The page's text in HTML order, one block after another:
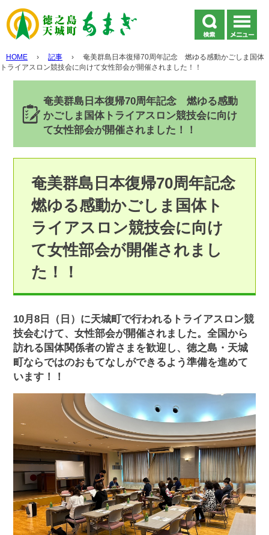
HOME › 記事 ›
奄美群島日本復帰70周年記念 燃ゆる感動かごしま国体
トライアスロン競技会に向けて女性部会が開催されました！！
奄美群島日本復帰70周年記念 燃ゆる感動
かごしま国体トライアスロン競技会に向け
て女性部会が開催されました！！
奄美群島日本復帰70周年記念
燃ゆる感動かごしま国体ト
ライアスロン競技会に向け
て女性部会が開催されまし
た！！
10月8日（日）に天城町で行われるトライアスロン競
技会むけて、女性部会が開催されました。全国から
訪れる国体関係者の皆さまを歓迎し、徳之島・天城
町ならではのおもてなしができるよう準備を進めて
います！！